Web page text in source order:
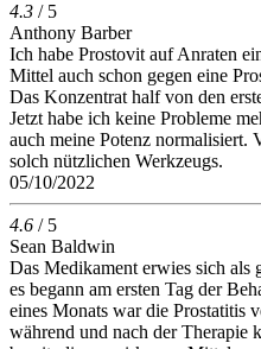
4.3 / 5
Anthony Barber
Ich habe Prostovit auf Anraten
Mittel auch schon gegen eine
Das Konzentrat half von den
Jetzt habe ich keine Probleme
auch meine Potenz normalisiert.
solch nützlichen Werkzeugs.
05/10/2022
4.6 / 5
Sean Baldwin
Das Medikament erwies sich als
es begann am ersten Tag der
eines Monats war die Prostatitis
während und nach der Therapie